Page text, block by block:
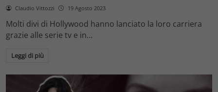
Claudio Vittozzi 19 Agosto 2023
Molti divi di Hollywood hanno lanciato la loro carriera
grazie alle serie tv e in…
Leggi di più